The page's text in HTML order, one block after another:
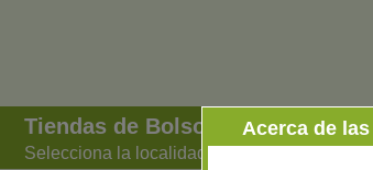
Tiendas de Bolsos en Sevilla
Selecciona la localidad
Acerca de